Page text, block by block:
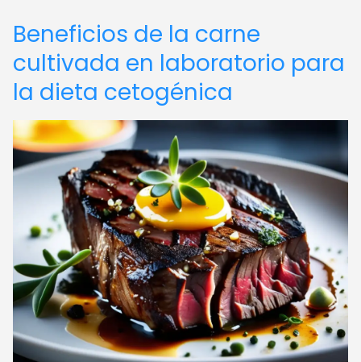
Beneficios de la carne
cultivada en laboratorio para
la dieta cetogénica